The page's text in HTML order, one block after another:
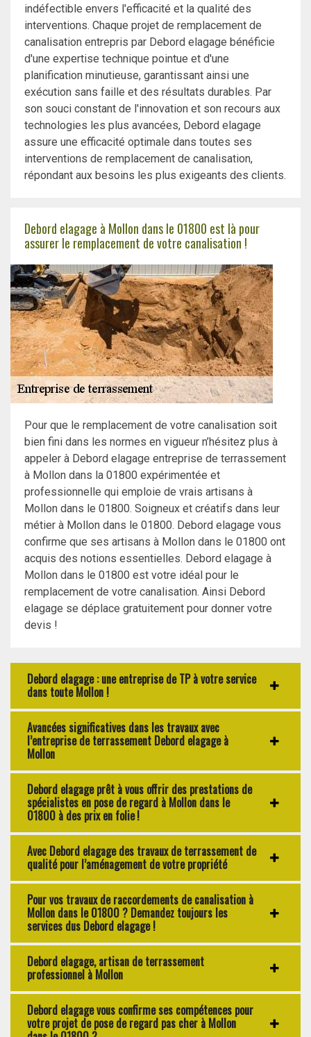
indéfectible envers l'efficacité et la qualité des
interventions. Chaque projet de remplacement de
canalisation entrepris par Debord elagage bénéficie
d'une expertise technique pointue et d'une
planification minutieuse, garantissant ainsi une
exécution sans faille et des résultats durables. Par
son souci constant de l'innovation et son recours aux
technologies les plus avancées, Debord elagage
assure une efficacité optimale dans toutes ses
interventions de remplacement de canalisation,
répondant aux besoins les plus exigeants des clients.
Debord elagage à Mollon dans le 01800 est là pour
assurer le remplacement de votre canalisation !
Pour que le remplacement de votre canalisation soit
bien fini dans les normes en vigueur n’hésitez plus à
appeler à Debord elagage entreprise de terrassement
à Mollon dans la 01800 expérimentée et
professionnelle qui emploie de vrais artisans à
Mollon dans le 01800. Soigneux et créatifs dans leur
métier à Mollon dans le 01800. Debord elagage vous
confirme que ses artisans à Mollon dans le 01800 ont
acquis des notions essentielles. Debord elagage à
Mollon dans le 01800 est votre idéal pour le
remplacement de votre canalisation. Ainsi Debord
elagage se déplace gratuitement pour donner votre
devis !
Debord elagage : une entreprise de TP à votre service
dans toute Mollon !
Avancées significatives dans les travaux avec
l’entreprise de terrassement Debord elagage à
Mollon
Debord elagage prêt à vous offrir des prestations de
spécialistes en pose de regard à Mollon dans le
01800 à des prix en folie !
Avec Debord elagage des travaux de terrassement de
qualité pour l’aménagement de votre propriété
Pour vos travaux de raccordements de canalisation à
Mollon dans le 01800 ? Demandez toujours les
services dus Debord elagage !
Debord elagage, artisan de terrassement
professionnel à Mollon
Debord elagage vous confirme ses compétences pour
votre projet de pose de regard pas cher à Mollon